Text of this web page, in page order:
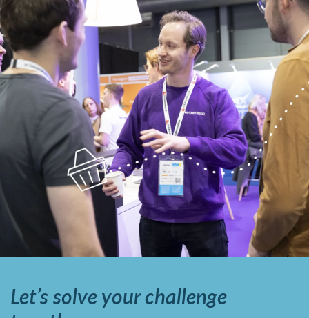
Let’s solve your challenge